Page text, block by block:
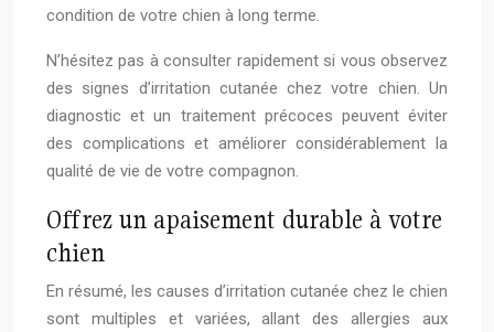
condition de votre chien à long terme.
N’hésitez pas à consulter rapidement si vous observez
des signes d’irritation cutanée chez votre chien. Un
diagnostic et un traitement précoces peuvent éviter
des complications et améliorer considérablement la
qualité de vie de votre compagnon.
Offrez un apaisement durable à votre
chien
En résumé, les causes d’irritation cutanée chez le chien
sont multiples et variées, allant des allergies aux